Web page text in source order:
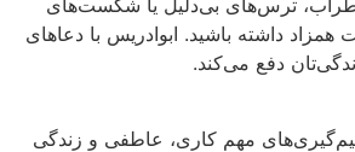
ترس‌های بی‌دلیل یا شکست‌های
داشته باشید. ابوادریس با دعاهای
دفع می‌کند.
مهم کاری، عاطفی و زندگی